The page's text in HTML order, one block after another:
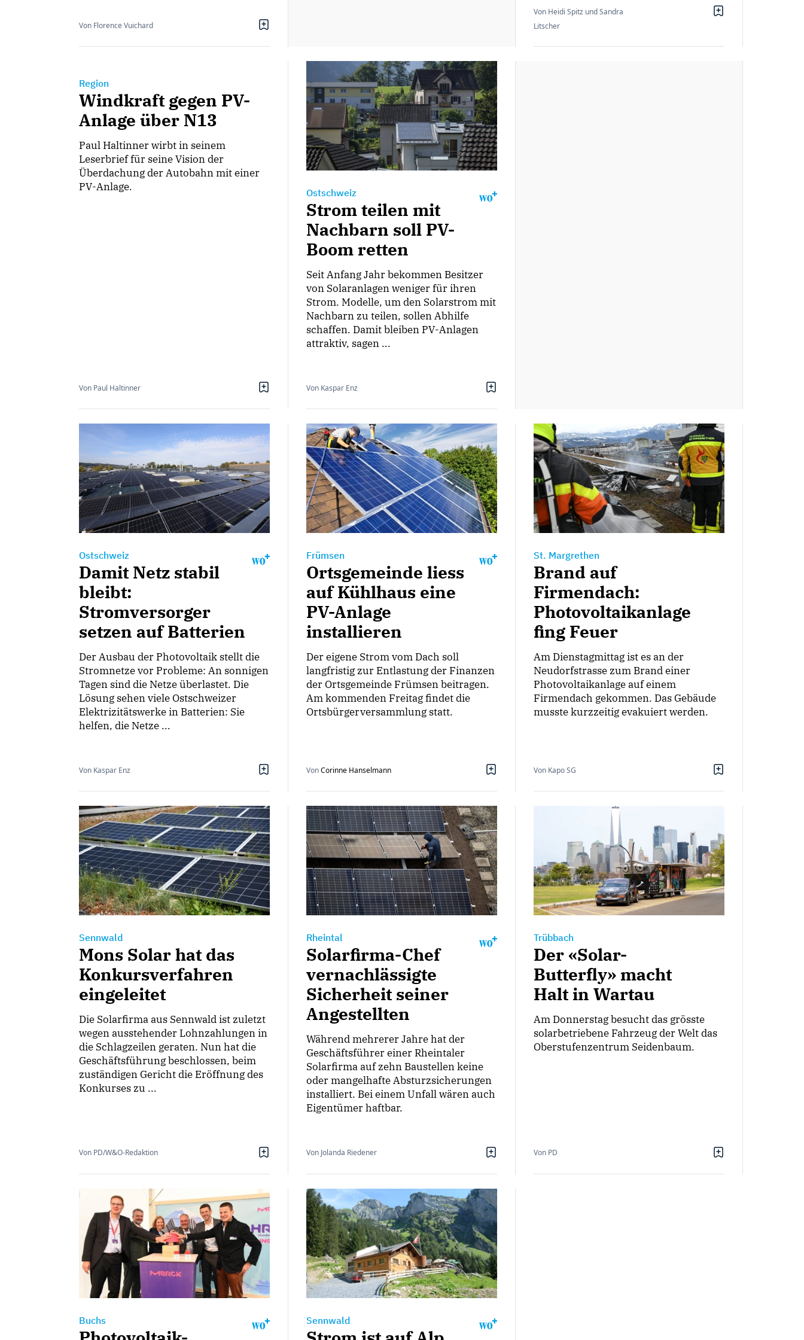
Von Florence Vuichard
Von Heidi Spitz und Sandra
Litscher
Region
Windkraft gegen PV-
Anlage über N13
Paul Haltinner wirbt in seinem
Leserbrief für seine Vision der
Überdachung der Autobahn mit einer
PV-Anlage.
Von Paul Haltinner
Ostschweiz
Strom teilen mit
Nachbarn soll PV-
Boom retten
Seit Anfang Jahr bekommen Besitzer
von Solaranlagen weniger für ihren
Strom. Modelle, um den Solarstrom mit
Nachbarn zu teilen, sollen Abhilfe
schaffen. Damit bleiben PV-Anlagen
attraktiv, sagen ...
Von Kaspar Enz
Ostschweiz
Damit Netz stabil
bleibt:
Stromversorger
setzen auf Batterien
Der Ausbau der Photovoltaik stellt die
Stromnetze vor Probleme: An sonnigen
Tagen sind die Netze überlastet. Die
Lösung sehen viele Ostschweizer
Elektrizitätswerke in Batterien: Sie
helfen, die Netze ...
Von Kaspar Enz
Frümsen
Ortsgemeinde liess
auf Kühlhaus eine
PV-Anlage
installieren
Der eigene Strom vom Dach soll
langfristig zur Entlastung der Finanzen
der Ortsgemeinde Frümsen beitragen.
Am kommenden Freitag findet die
Ortsbürgerversammlung statt.
VonCorinne Hanselmann
St. Margrethen
Brand auf
Firmendach:
Photovoltaikanlage
fing Feuer
Am Dienstagmittag ist es an der
Neudorfstrasse zum Brand einer
Photovoltaikanlage auf einem
Firmendach gekommen. Das Gebäude
musste kurzzeitig evakuiert werden.
Von Kapo SG
Sennwald
Mons Solar hat das
Konkursverfahren
eingeleitet
Die Solarfirma aus Sennwald ist zuletzt
wegen ausstehender Lohnzahlungen in
die Schlagzeilen geraten. Nun hat die
Geschäftsführung beschlossen, beim
zuständigen Gericht die Eröffnung des
Konkurses zu ...
Von PD/W&O-Redaktion
Rheintal
Solarfirma-Chef
vernachlässigte
Sicherheit seiner
Angestellten
Während mehrerer Jahre hat der
Geschäftsführer einer Rheintaler
Solarfirma auf zehn Baustellen keine
oder mangelhafte Absturzsicherungen
installiert. Bei einem Unfall wären auch
Eigentümer haftbar.
Von Jolanda Riedener
Trübbach
Der «Solar-
Butterfly» macht
Halt in Wartau
Am Donnerstag besucht das grösste
solarbetriebene Fahrzeug der Welt das
Oberstufenzentrum Seidenbaum.
Von PD
Buchs Sennwald